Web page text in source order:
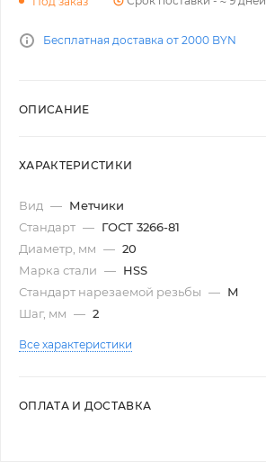
Бесплатная доставка от 2000 BYN
ОПИСАНИЕ
ХАРАКТЕРИСТИКИ
Вид — Метчики
Стандарт — ГОСТ 3266-81
Диаметр, мм — 20
Марка стали — HSS
Стандарт нарезаемой резьбы — М
Шаг, мм — 2
Все характеристики
ОПЛАТА И ДОСТАВКА